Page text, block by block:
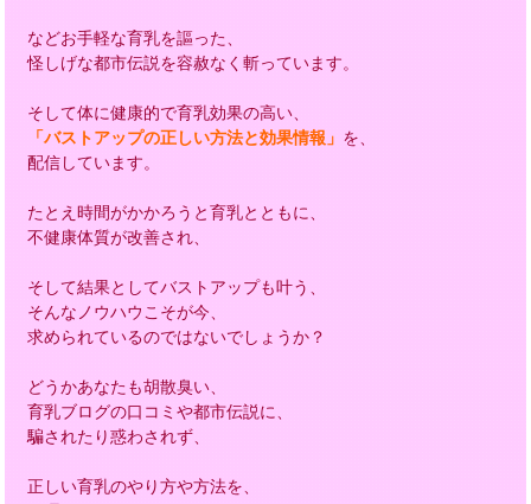
などお手軽な育乳を謳った、
怪しげな都市伝説を容赦なく斬っています。
そして体に健康的で育乳効果の高い、
「バストアップの正しい方法と効果情報」 を、
配信しています。
たとえ時間がかかろうと育乳とともに、
不健康体質が改善され、
そして結果としてバストアップも叶う、
そんなノウハウこそが今、
求められているのではないでしょうか？
どうかあなたも胡散臭い、
育乳ブログの口コミや都市伝説に、
騙されたり惑わされず、
正しい育乳のやり方や方法を、